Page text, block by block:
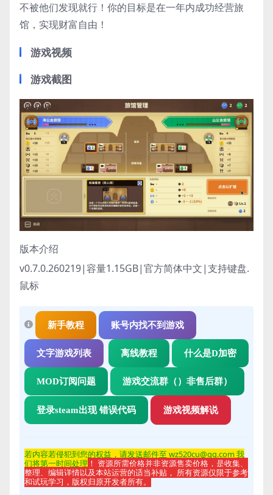
不被他们发现就行！你的目标是在一年内成功经营旅
馆，实现财富自由！
游戏视频
游戏截图
版本介绍
v0.7.0.260219|容量1.15GB|官方简体中文|支持键盘.
鼠标
新手教程 账号内找不到游戏
文字游戏列表 离线教程 什么是D加密
MOD订阅问题 游戏交流群（）非售后群）
登录steam出现 错误代码 游戏视频解说
若内容若侵犯到您的权益，请发送邮件至 wz520cu@qq.com 我
们将第一时间处理 ！ 资源所需价格并非资源售卖价格，是收集、
整理、编辑详情以及本站运营的适当补贴， 所有资源仅限于参考
和试玩学习，版权归原开发者所有。